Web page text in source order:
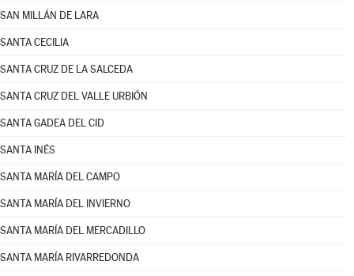
SAN MILLÁN DE LARA
SANTA CECILIA
SANTA CRUZ DE LA SALCEDA
SANTA CRUZ DEL VALLE URBIÓN
SANTA GADEA DEL CID
SANTA INÉS
SANTA MARÍA DEL CAMPO
SANTA MARÍA DEL INVIERNO
SANTA MARÍA DEL MERCADILLO
SANTA MARÍA RIVARREDONDA